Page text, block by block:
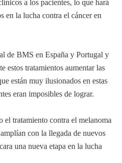
a los pacientes, lo que hará
en la lucha contra el cáncer en
de BMS en España y Portugal y
estos tratamientos aumentar las
están muy ilusionados en estas
eran imposibles de lograr.
el tratamiento contra el melanoma
con la llegada de nuevos
una nueva etapa en la lucha